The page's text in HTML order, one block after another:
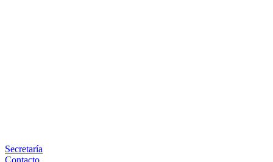
Secretaría